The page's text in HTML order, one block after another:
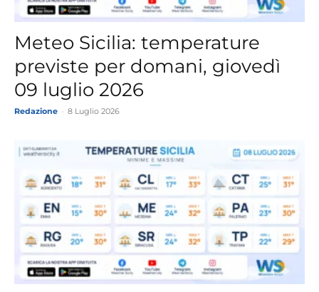
Meteo Sicilia: temperature
previste per domani, giovedì
09 luglio 2026
Redazione 8 Luglio 2026